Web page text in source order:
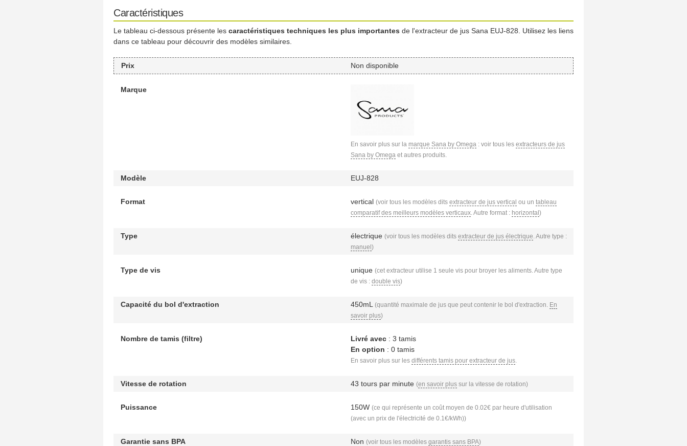
Caractéristiques
Le tableau ci-dessous présente les caractéristiques techniques les plus importantes de l'extracteur de jus Sana EUJ-828. Utilisez les liens
dans ce tableau pour découvrir des modèles similaires.
Prix Non disponible
Marque
En savoir plus sur la marque Sana by Omega : voir tous les extracteurs de jus
Sana by Omega et autres produits.
Modèle EUJ-828
Format vertical (voir tous les modèles dits extracteur de jus vertical ou un tableau
comparatif des meilleurs modèles verticaux. Autre format : horizontal)
Type électrique (voir tous les modèles dits extracteur de jus électrique . Autre type :
manuel)
Type de vis unique (cet extracteur utilise 1 seule vis pour broyer les aliments. Autre type
de vis : double vis)
Capacité du bol d'extraction 450mL (quantité maximale de jus que peut contenir le bol d'extraction. En
savoir plus)
Nombre de tamis (filtre) Livré avec: 3 tamis
En option : 0 tamis
En savoir plus sur les différents tamis pour extracteur de jus.
Vitesse de rotation 43 tours par minute (en savoir plussur la vitesse de rotation)
Puissance 150W (ce qui représente un coût moyen de 0.02€ par heure d'utilisation
(avec un prix de l'électricité de 0.1€/kWh))
Garantie sans BPA Non (voir tous les modèles garantis sans BPA)